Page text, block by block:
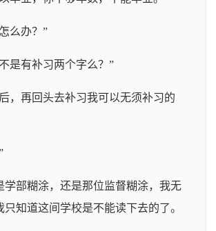
么办？”
是有补习两个字么？”
，再回头去补习我可以无须补习的
学部糊涂，还是那位监督糊涂，我无
只知道这间学校是不能读下去的了。